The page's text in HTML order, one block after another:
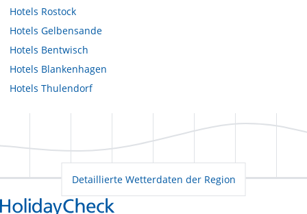
Hotels Rostock
Hotels Gelbensande
Hotels Bentwisch
Hotels Blankenhagen
Hotels Thulendorf
Detaillierte Wetterdaten der Region